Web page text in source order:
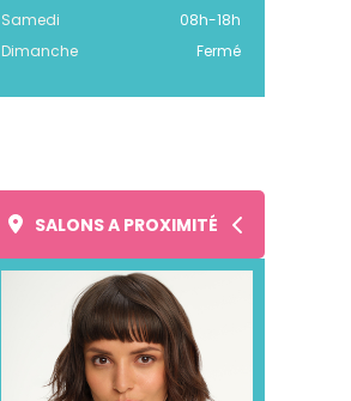
Samedi
08h-18h
Dimanche
Fermé
SALONS A PROXIMITÉ